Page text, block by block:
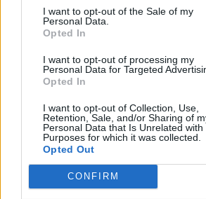
I want to opt-out of the Sale of my
Personal Data.
Opted In
I want to opt-out of processing my
Personal Data for Targeted
Opted In
I want to opt-out of Collection, Use,
Retention, Sale, and/or Sharing of
Personal Data that Is Unrelated with
Purposes for which it was collected.
Opted Out
CONFIRM
ΙΝ.Ε.ΒΥ.Π Μυστρά: Παρέμβαση
βρεθεί λύση
10/03/2026 09:33